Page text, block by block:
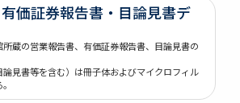
価証券報告書・目論見書デ
蔵の営業報告書、有価証券報告書、目論見書の
見書等を含む）は冊子体およびマイクロフィル